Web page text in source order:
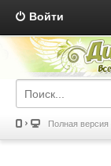
Войти
Полная версия